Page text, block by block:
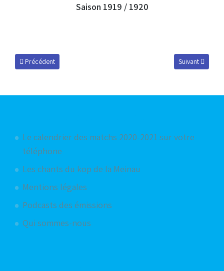
Saison 1919 / 1920
Article précédent : Champion de France 1978-1979, version Panini
Précédent Article suivant
Suivant
Le calendrier des matchs 2020-2021 sur votre
téléphone
Les chants du kop de la Meinau
Mentions légales
Podcasts des émissions
Qui sommes-nous